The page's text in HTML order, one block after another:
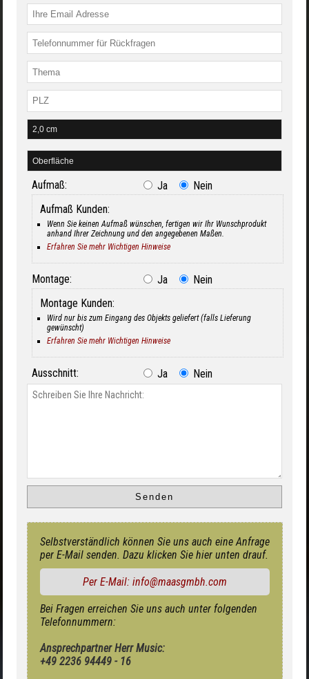
Aufmaß: Ja
Nein
Aufmaß Kunden:
Wenn Sie keinen Aufmaß wünschen, fertigen wir Ihr Wunschprodukt
anhand Ihrer Zeichnung und den angegebenen Maßen.
Erfahren Sie mehr Wichtigen Hinweise
Montage: Ja
Nein
Montage Kunden:
Wird nur bis zum Eingang des Objekts geliefert (falls Lieferung
gewünscht)
Erfahren Sie mehr Wichtigen Hinweise
Ausschnitt: Ja Nein
Selbstverständlich können Sie uns auch eine Anfrage
per E-Mail senden. Dazu klicken Sie hier unten drauf.
Per E-Mail: info@maasgmbh.com
Bei Fragen erreichen Sie uns auch unter folgenden
Telefonnummern:
Ansprechpartner Herr Music:
+49 2236 94449 - 16